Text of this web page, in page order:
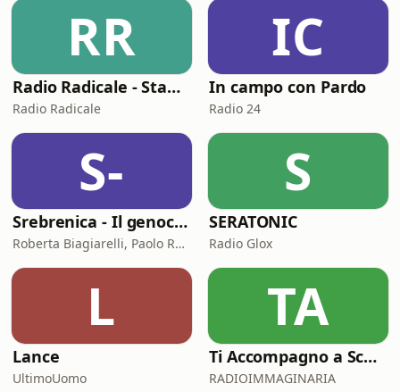
RR
Radio Radicale - Stampa e regime
Radio Radicale
IC
In campo con Pardo
Radio 24
S-
Srebrenica - Il genocidio dimenticato
Roberta Biagiarelli, Paolo Rumiz - Chora Media
S
SERATONIC
Radio Glox
L
Lance
UltimoUomo
TA
Ti Accompagno a Scuola
RADIOIMMAGINARIA